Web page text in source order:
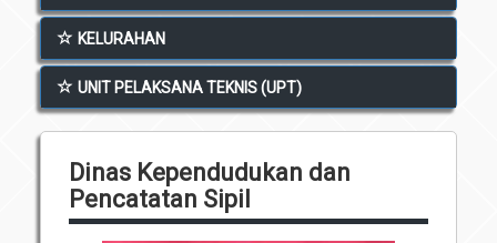
Penghargaan
KELURAHAN
UNIT PELAKSANA TEKNIS (UPT)
Dinas Kependudukan dan
Pencatatan Sipil